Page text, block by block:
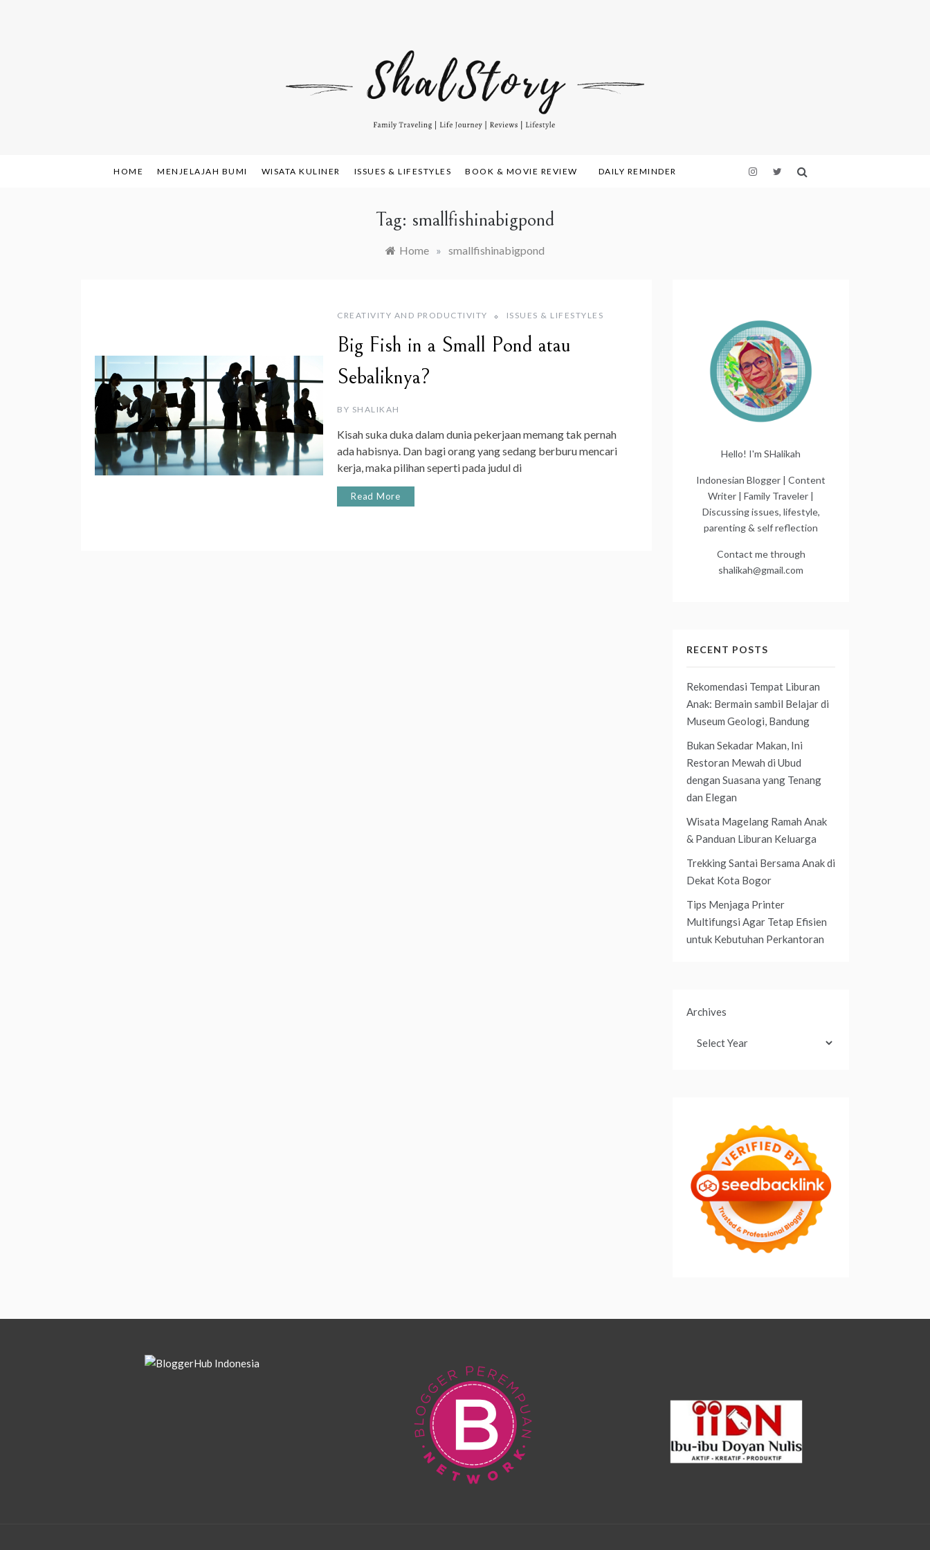
www.shalstory.com
Indonesian Blog: Family Travelling, Life Journey, Reviews, and Lifestyle
HOME MENJELAJAH BUMI WISATA KULINER ISSUES & LIFESTYLES BOOK & MOVIE REVIEW DAILY REMINDER
Tag: smallfishinabigpond
Home » smallfishinabigpond
CREATIVITY AND PRODUCTIVITY ISSUES & LIFESTYLES
Big Fish in a Small Pond atau
Sebaliknya?
BY SHALIKAH
Kisah suka duka dalam dunia pekerjaan memang tak pernah
ada habisnya. Dan bagi orang yang sedang berburu mencari
kerja, maka pilihan seperti pada judul di
Read More
Hello! I'm SHalikah
Indonesian Blogger | Content
Writer | Family Traveler |
Discussing issues, lifestyle,
parenting & self reflection
Contact me through
shalikah@gmail.com
RECENT POSTS
Rekomendasi Tempat Liburan
Anak: Bermain sambil Belajar di
Museum Geologi, Bandung
Bukan Sekadar Makan, Ini
Restoran Mewah di Ubud
dengan Suasana yang Tenang
dan Elegan
Wisata Magelang Ramah Anak
& Panduan Liburan Keluarga
Trekking Santai Bersama Anak di
Dekat Kota Bogor
Tips Menjaga Printer
Multifungsi Agar Tetap Efisien
untuk Kebutuhan Perkantoran
Archives